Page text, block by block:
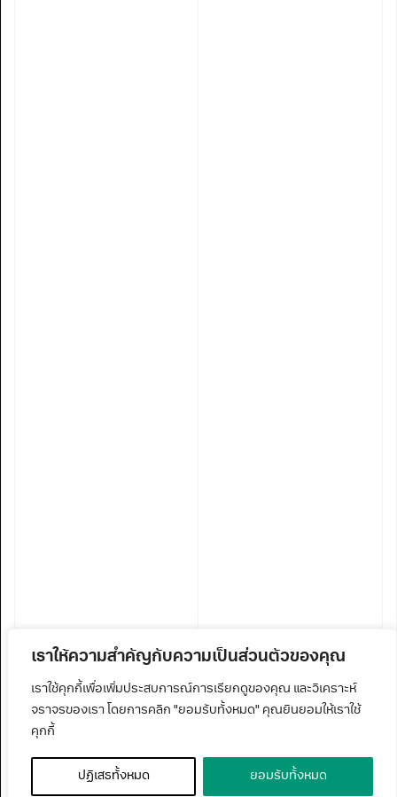
เราให้ความสำคัญกับความเป็นส่วนตัวของคุณ
เราใช้คุกกี้เพื่อเพิ่มประสบการณ์การเรียกดูของคุณ และวิเคราะห์
จราจรของเรา โดยการคลิก "ยอมรับทั้งหมด" คุณยินยอมให้เราใช้
คุกกี้
ปฏิเสธทั้งหมด ยอมรับทั้งหมด